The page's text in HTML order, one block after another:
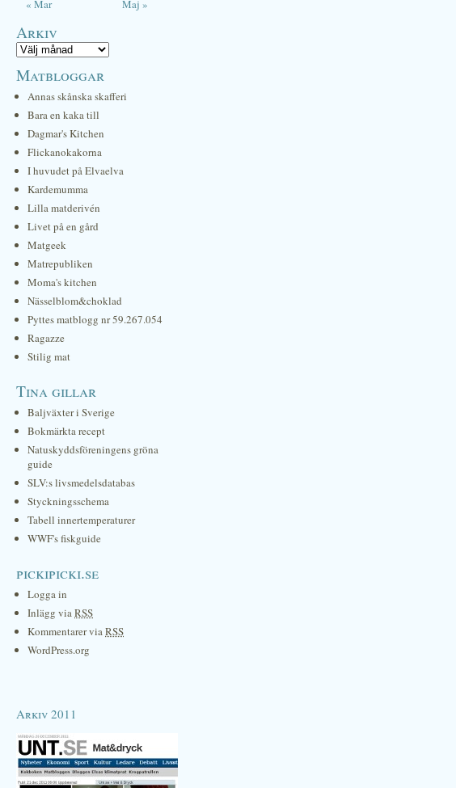
« Mar Maj »
Arkiv
Matbloggar
Annas skånska skafferi
Bara en kaka till
Dagmar's Kitchen
Flickanokakorna
I huvudet på Elvaelva
Kardemumma
Lilla matderivén
Livet på en gård
Matgeek
Matrepubliken
Moma's kitchen
Nässelblom&choklad
Pyttes matblogg nr 59.267.054
Ragazze
Stilig mat
Tina gillar
Baljväxter i Sverige
Bokmärkta recept
Natuskyddsföreningens gröna
guide
SLV:s livsmedelsdatabas
Styckningsschema
Tabell innertemperaturer
WWF's fiskguide
pickipicki.se
Logga in
Inlägg viaRSS
Kommentarer viaRSS
WordPress.org
Arkiv 2011